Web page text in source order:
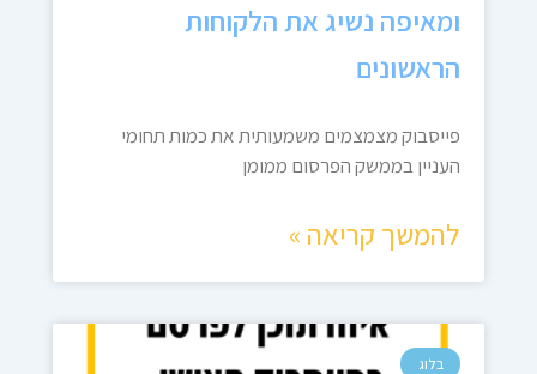
ומאיפה נשיג את הלקוחות
הראשונים
פייסבוק מצמצמים משמעותית את כמות תחומי
העניין בממשק הפרסום ממומן
להמשך קריאה »
בלוג